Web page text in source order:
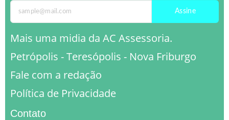
Assine
Mais uma midia da AC Assessoria.
Petrópolis - Teresópolis - Nova Friburgo
Fale com a redação
Política de Privacidade
Contato